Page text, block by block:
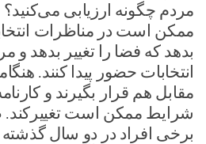
مردم چگونه ارزیابی می‌کنید؟
ممکن است در مناظرات
بدهد که فضا را تغییر بدهد و
انتخابات حضور پیدا کنند.
مقابل هم قرار بگیرند و
شرایط ممکن است تغییرکند.
برخی افراد در دو سال گذشته